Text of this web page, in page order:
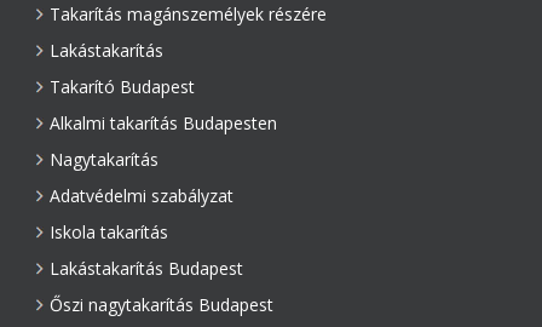
Takarítás magánszemélyek részére
Lakástakarítás
Takarító Budapest
Alkalmi takarítás Budapesten
Nagytakarítás
Adatvédelmi szabályzat
Iskola takarítás
Lakástakarítás Budapest
Őszi nagytakarítás Budapest